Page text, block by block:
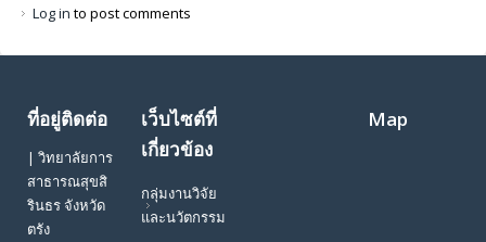
Log in to post comments
ที่อยู่ติดต่อ
| วิทยาลัยการ
สาธารณสุขสิ
รินธร จังหวัด
ตรัง
เว็บไซต์ที่
เกี่ยวข้อง
กลุ่มงานวิจัย
และนวัตกรรม
Map